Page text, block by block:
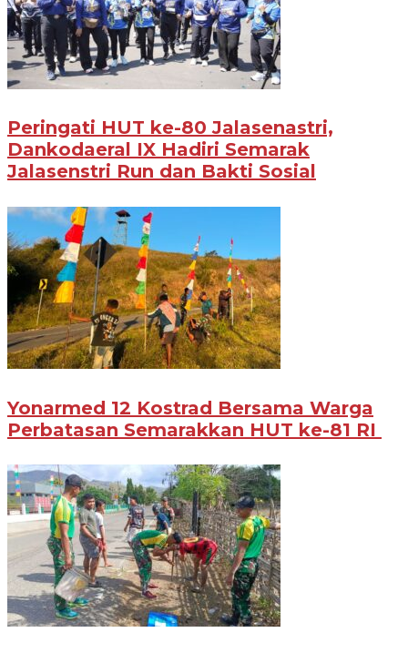
Peringati HUT ke-80 Jalasenastri,
Dankodaeral IX Hadiri Semarak
Jalasenstri Run dan Bakti Sosial
Yonarmed 12 Kostrad Bersama Warga
Perbatasan Semarakkan HUT ke-81 RI